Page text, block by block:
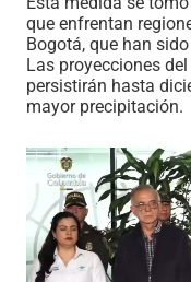
que enfrentan
Bogotá, que han
Las proyecciones
persistirán hasta
mayor precipitación.
Reproductor
vídeo